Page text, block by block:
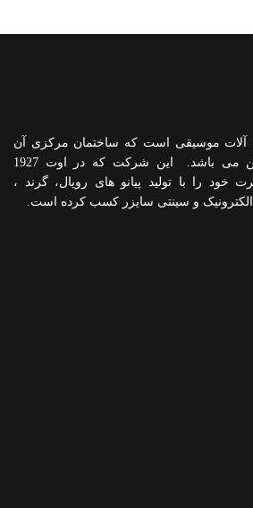
آلات موسیقی است که ساختمان مرکزی آن
درهاماماتسوشیزوکای ژاپن می باشد. این شرکت که در اوت 1927
را با تولید پیانو های رویال، گرند ،
الکترونیک و سینتی سایزر کسب کرده است.